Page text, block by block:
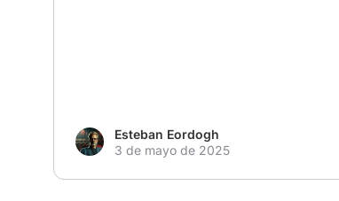
Esteban Eordogh
3 de mayo de 2025